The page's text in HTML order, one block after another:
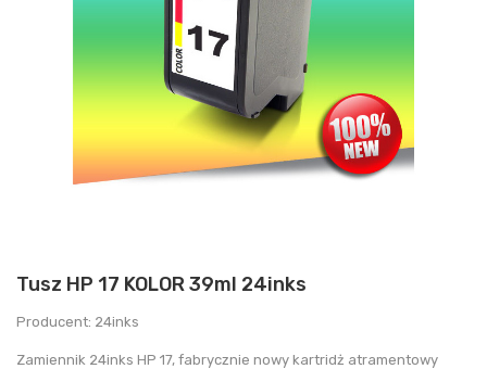
Tusz HP 17 KOLOR 39ml 24inks
Producent: 24inks
Zamiennik 24inks HP 17, fabrycznie nowy kartridż atramentowy